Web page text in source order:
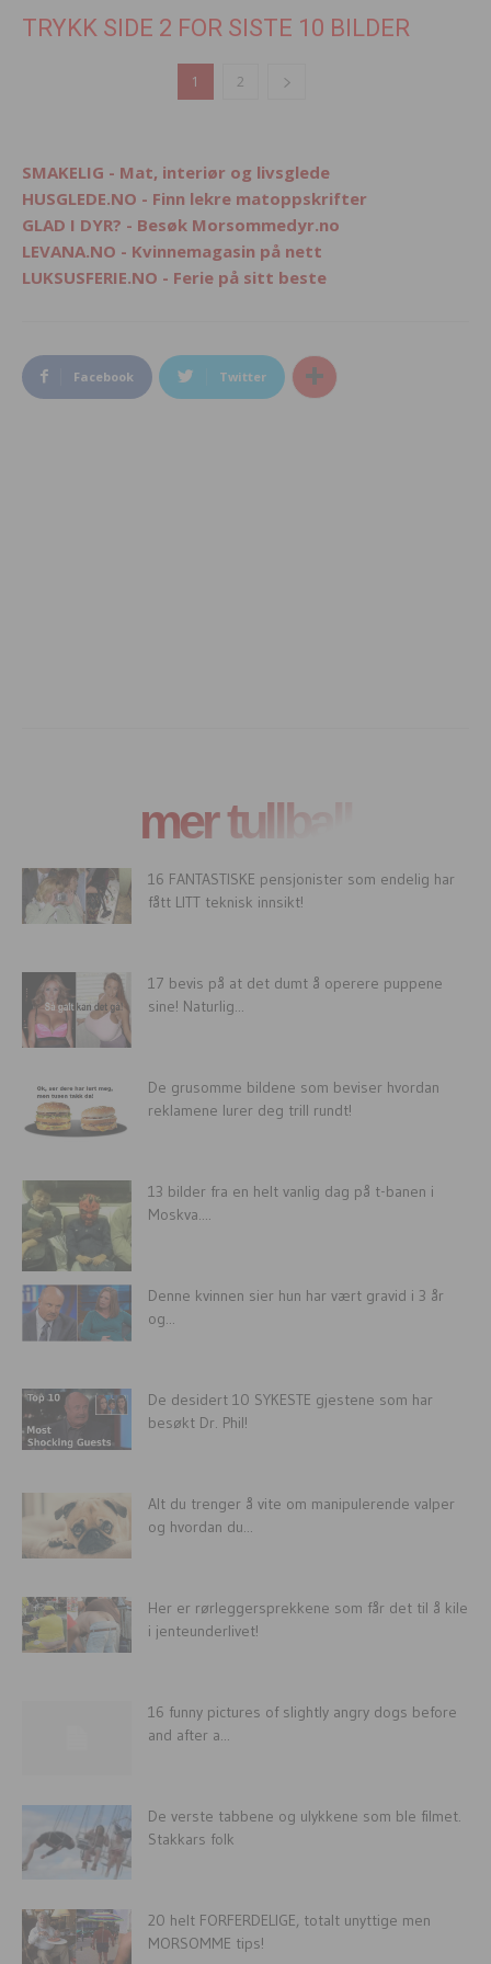
TRYKK SIDE 2 FOR SISTE 10 BILDER
1 2
SMAKELIG - Mat, interiør og livsglede
HUSGLEDE.NO - Finn lekre matoppskrifter
GLAD I DYR? - Besøk Morsommedyr.no
LEVANA.NO - Kvinnemagasin på nett
LUKSUSFERIE.NO - Ferie på sitt beste
Facebook Twitter
mer tullball
16 FANTASTISKE pensjonister som endelig har
fått LITT teknisk innsikt!
17 bevis på at det dumt å operere puppene
sine! Naturlig...
De grusomme bildene som beviser hvordan
reklamene lurer deg trill rundt!
13 bilder fra en helt vanlig dag på t-banen i
Moskva....
Denne kvinnen sier hun har vært gravid i 3 år
og...
De desidert 10 SYKESTE gjestene som har
besøkt Dr. Phil!
Alt du trenger å vite om manipulerende valper
og hvordan du...
Her er rørleggersprekkene som får det til å kile
i jenteunderlivet!
16 funny pictures of slightly angry dogs before
and after a...
De verste tabbene og ulykkene som ble filmet.
Stakkars folk
20 helt FORFERDELIGE, totalt unyttige men
MORSOMME tips!